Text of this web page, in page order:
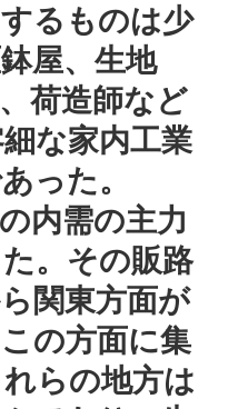
るものは少
屋、生地
荷造師など
な家内工業
った。
内需の主力
。その販路
関東方面が
の方面に集
らの地方は